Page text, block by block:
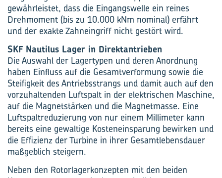
gewährleistet, dass die Eingangswelle ein reines
Dreh­moment (bis zu 10.000 kNm nominal) erfährt
und der exakte Zahneingriff nicht gestört wird.
SKF Nautilus Lager in Direktantrieben
Die Auswahl der Lagertypen und deren Anordnung
haben Einfluss auf die Gesamtverformung sowie die
Steifigkeit des Antriebsstrangs und damit auch auf den
vorzuhaltenden Luftspalt in der elektrischen Maschine,
auf die Magnetstärken und die Magnetmasse. Eine
Luftspaltreduzierung von nur einem Millimeter kann
bereits eine gewaltige Kosteneinsparung bewirken und
die Effizienz der Turbine in ihrer Gesamtlebensdauer
maßgeblich steigern.
Neben den Rotorlagerkonzepten mit den beiden